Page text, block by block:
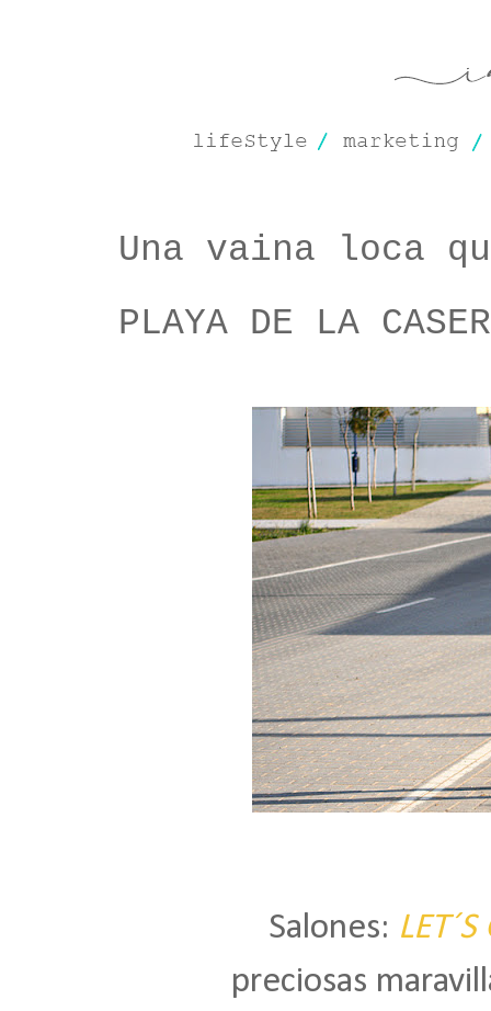
Una vaina loca
PLAYA DE LA
Salones:
preciosas